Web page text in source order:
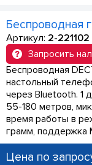
Беспроводная
Артикул: 2-221102
Запросить
Беспроводная
настольный
через Bluetooth. 1
55-180 метров,
время работы в
грамм, поддержка
Цена по